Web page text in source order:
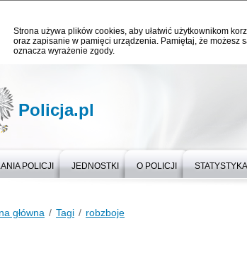
Strona używa plików cookies, aby ułatwić użytkownikom
oraz zapisanie w pamięci urządzenia. Pamiętaj, że
oznacza wyrażenie zgody.
Policja.pl
POLICJI JEDNOSTKI O POLICJI STATYSTYKA
główna Tagi robzboje